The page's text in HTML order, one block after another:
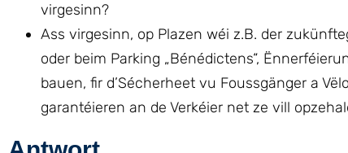
virgesinn?
Ass virgesinn, op Plazen wéi z.B. der
oder beim Parking „Bénédictens“,
bauen, fir d’Sécherheet vu Foussgänger a
garantéieren an de Verkéier net ze vill